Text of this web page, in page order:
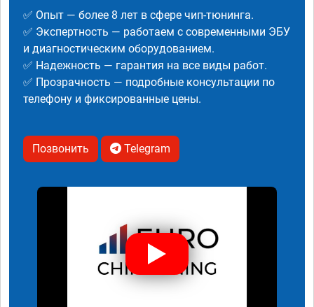
✅ Опыт — более 8 лет в сфере чип-тюнинга.
✅ Экспертность — работаем с современными ЭБУ
и диагностическим оборудованием.
✅ Надежность — гарантия на все виды работ.
✅ Прозрачность — подробные консультации по
телефону и фиксированные цены.
Позвонить Telegram